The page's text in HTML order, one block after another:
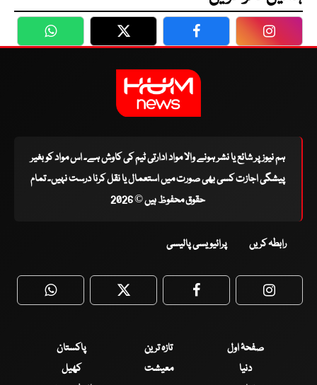
WhatsApp Twitter Facebook
ہم نیوز پر شائع یا نشر ہونے والا مواد ادارتی ٹیم کی کاوش ہے۔ اس مواد کو بغیر
پیشگی اجازت کسی بھی صورت میں استعمال یا نقل کرنا درست نہیں۔ تمام
حقوق محفوظ ہیں © 2026
رابطہ کریں پرائیویسی پالیسی
WhatsApp Twitter Facebook
صفحۂ اول تازہ ترین
پاکستان
دنیا
معیشت
کھیل